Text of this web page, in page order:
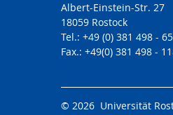
Albert-Einstein-Str. 27
18059 Rostock
Tel.: +49 (0) 381 498 -
Fax.: +49(0) 381 498 -
© 2026 Universität